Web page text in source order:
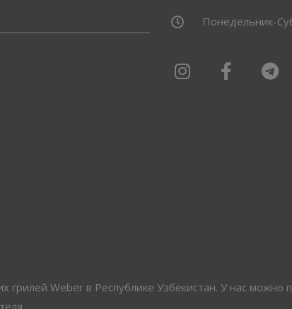
Понедельник-
Weber в Республике Узбекистан. У нас можно